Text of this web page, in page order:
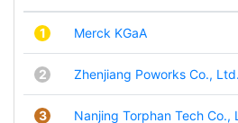
1 Merck KGaA
2 Zhenjiang Poworks Co., Ltd.
3 Nanjing Torphan Tech Co.,